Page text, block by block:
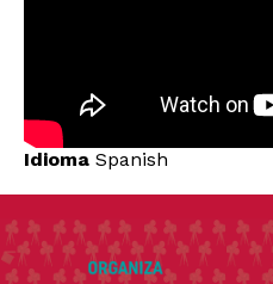
Idioma Spanish